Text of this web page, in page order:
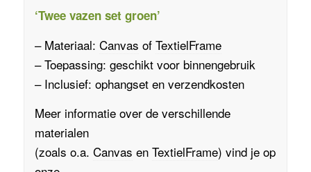
‘Twee vazen set groen’
– Materiaal: Canvas of TextielFrame
– Toepassing: geschikt voor binnengebruik
– Inclusief: ophangset en verzendkosten
Meer informatie over de verschillende
materialen
(zoals o.a. Canvas en TextielFrame) vind je op